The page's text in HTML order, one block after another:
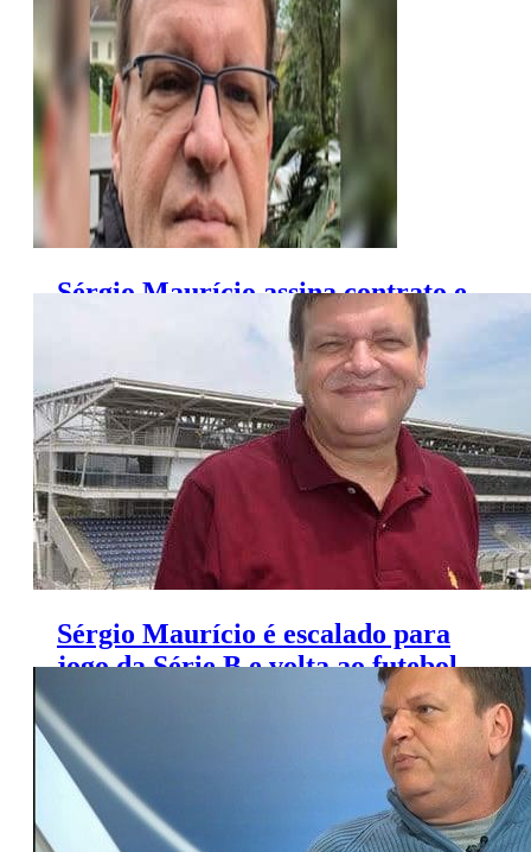
Sérgio Maurício assina contrato e
vai narrar a F1 na Band, diz site
Sérgio Maurício é escalado para
jogo da Série B e volta ao futebol